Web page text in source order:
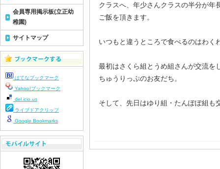
クラスへ、年少さんクラスの半分が年
ご飯を頂きます。
いつもと違うところで食べるのはわく
最初はさくら組とうめ組さんが交流を
ちゅうりっぷのお友だち。
そして、先日はゆり組・たんぽぽ組も
会員専用掲示板(立正幼
稚園)
サイトマップ
はてなブックマーク
Yahoo!ブックマーク
del.icio.us
ライブドアクリップ
Google Bookmarks